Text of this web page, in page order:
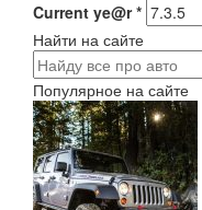
Current ye@r*
Найти на сайте
Популярное на сайте